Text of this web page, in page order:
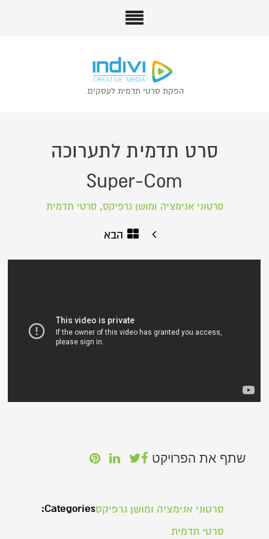
הפקת סרטי תדמית לעסקים.
סרט תדמית לתערוכה
Super-Com
סרטוני אנימציה ומושן גרפיקס, סרטי תדמית
הבא
שתף את הפרויקט
Categories:סרטוני אנימציה ומושן גרפיקס
סרטי תדמית